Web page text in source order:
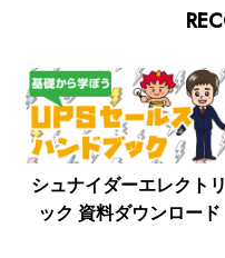
シュナイダーエレクトリ
ック 資料ダウンロード